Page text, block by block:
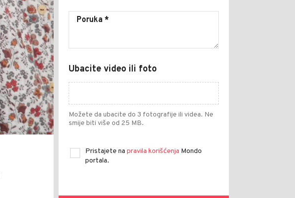
Ubacite video ili foto
Možete da ubacite do 3 fotografije ili videa. Ne
smije biti više od 25 MB.
Pristajete na pravila korišćenja Mondo
portala.